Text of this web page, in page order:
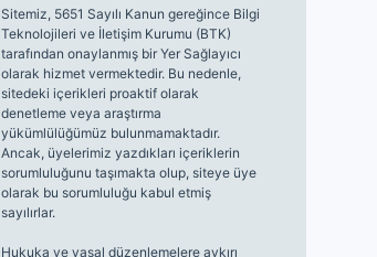
Sitemiz, 5651 Sayılı Kanun gereğince Bilgi
Teknolojileri ve İletişim Kurumu (BTK)
tarafından onaylanmış bir Yer Sağlayıcı
olarak hizmet vermektedir. Bu nedenle,
sitedeki içerikleri proaktif olarak
denetleme veya araştırma
yükümlülüğümüz bulunmamaktadır.
Ancak, üyelerimiz yazdıkları içeriklerin
sorumluluğunu taşımakta olup, siteye üye
olarak bu sorumluluğu kabul etmiş
sayılırlar.
Hukuka ve yasal düzenlemelere aykırı